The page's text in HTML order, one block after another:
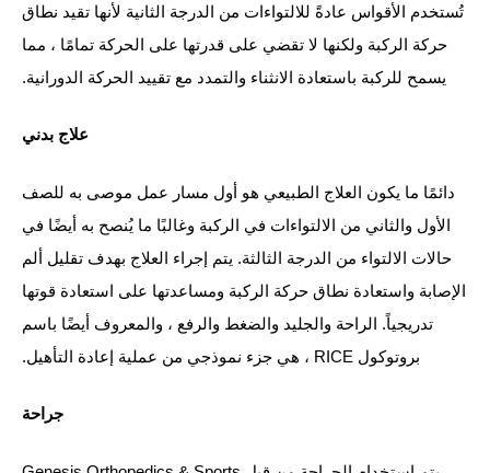
تُستخدم الأقواس عادةً للالتواءات من الدرجة الثانية لأنها تقيد نطاق
حركة الركبة ولكنها لا تقضي على قدرتها على الحركة تمامًا ، مما
يسمح للركبة باستعادة الانثناء والتمدد مع تقييد الحركة الدورانية.
علاج بدني
دائمًا ما يكون العلاج الطبيعي هو أول مسار عمل موصى به للصف
الأول والثاني من الالتواءات في الركبة وغالبًا ما يُنصح به أيضًا في
حالات الالتواء من الدرجة الثالثة. يتم إجراء العلاج بهدف تقليل ألم
الإصابة واستعادة نطاق حركة الركبة ومساعدتها على استعادة قوتها
تدريجياً. الراحة والجليد والضغط والرفع ، والمعروف أيضًا باسم
بروتوكول RICE ، هي جزء نموذجي من عملية إعادة التأهيل.
جراحة